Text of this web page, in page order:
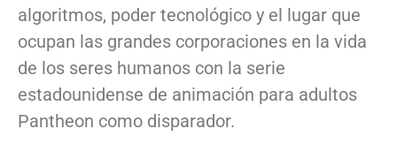
algoritmos, poder tecnológico y el lugar que
ocupan las grandes corporaciones en la vida
de los seres humanos con la serie
estadounidense de animación para adultos
Pantheon como disparador.